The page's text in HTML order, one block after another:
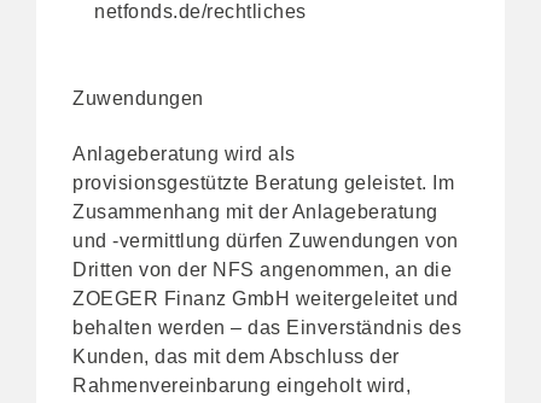
netfonds.de/rechtliches
Zuwendungen
Anlageberatung wird als
provisionsgestützte Beratung geleistet. Im
Zusammenhang mit der Anlageberatung
und -vermittlung dürfen Zuwendungen von
Dritten von der NFS angenommen, an die
ZOEGER Finanz GmbH weitergeleitet und
behalten werden – das Einverständnis des
Kunden, das mit dem Abschluss der
Rahmenvereinbarung eingeholt wird,